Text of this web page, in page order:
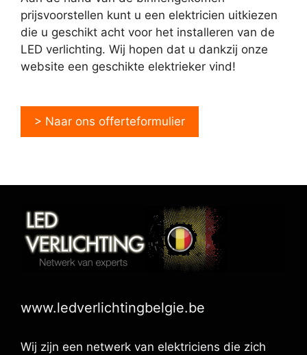
prijsvoorstellen kunt u een elektricien uitkiezen
die u geschikt acht voor het installeren van de
LED verlichting. Wij hopen dat u dankzij onze
website een geschikte elektrieker vind!
> Naar ons offerteformulier
www.ledverlichtingbelgie.be
Wij zijn een netwerk van elektriciens die zich